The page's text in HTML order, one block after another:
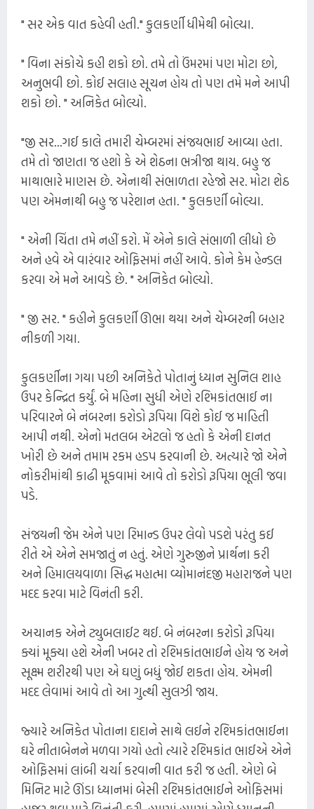
" સર એક વાત કહેવી હતી." કુલકર્ણી ધીમેથી બોલ્યા.
" વિના સંકોચે કહી શકો છો. તમે તો ઉંમરમાં પણ મોટા છો,
અનુભવી છો. કોઈ સલાહ સૂચન હોય તો પણ તમે મને આપી
શકો છો. " અનિકેત બોલ્યો.
"જી સર...ગઈ કાલે તમારી ચેમ્બરમાં સંજયભાઈ આવ્યા હતા.
તમે તો જાણતા જ હશો કે એ શેઠના ભત્રીજા થાય. બહુ જ
માથાભારે માણસ છે. એનાથી સંભાળતા રહેજો સર. મોટા શેઠ
પણ એમનાથી બહુ જ પરેશાન હતા. " કુલકર્ણી બોલ્યા.
" એની ચિંતા તમે નહીં કરો. મેં એને કાલે સંભાળી લીધો છે
અને હવે એ વારંવાર ઓફિસમાં નહીં આવે. કોને કેમ હેન્ડલ
કરવા એ મને આવડે છે. " અનિકેત બોલ્યો.
" જી સર. " કહીને કુલકર્ણી ઊભા થયા અને ચેમ્બરની બહાર
નીકળી ગયા.
કુલકર્ણીના ગયા પછી અનિકેતે પોતાનું ધ્યાન સુનિલ શાહ
ઉપર કેન્દ્રિત કર્યું. બે મહિના સુધી એણે રશ્મિકાંતભાઈ ના
પરિવારને બે નંબરના કરોડો રૂપિયા વિશે કોઈ જ માહિતી
આપી નથી. એનો મતલબ એટલો જ હતો કે એની દાનત
ખોરી છે અને તમામ રકમ હડપ કરવાની છે. અત્યારે જો એને
નોકરીમાંથી કાઢી મૂકવામાં આવે તો કરોડો રૂપિયા ભૂલી જવા
પડે.
સંજયની જેમ એને પણ રિમાન્ડ ઉપર લેવો પડશે પરંતુ કઈ
રીતે એ એને સમજાતું ન હતું. એણે ગુરુજીને પ્રાર્થના કરી
અને હિમાલયવાળા સિદ્ધ મહાત્મા વ્યોમાનંદજી મહારાજને પણ
મદદ કરવા માટે વિનંતી કરી.
અચાનક એને ટ્યુબલાઈટ થઈ. બે નંબરના કરોડો રૂપિયા
ક્યાં મૂક્યા હશે એની ખબર તો રશ્મિકાંતભાઈને હોય જ અને
સૂક્ષ્મ શરીરથી પણ એ ઘણું બધું જોઈ શકતા હોય. એમની
મદદ લેવામાં આવે તો આ ગુત્થી સુલઝી જાય.
જ્યારે અનિકેત પોતાના દાદાને સાથે લઈને રશ્મિકાંતભાઈના
ઘરે નીતાબેનને મળવા ગયો હતો ત્યારે રશ્મિકાંત ભાઈએ એને
ઓફિસમાં લાંબી ચર્ચા કરવાની વાત કરી જ હતી. એણે બે
મિનિટ માટે ઊંડા ધ્યાનમાં બેસી રશ્મિકાંતભાઈને ઓફિસમાં